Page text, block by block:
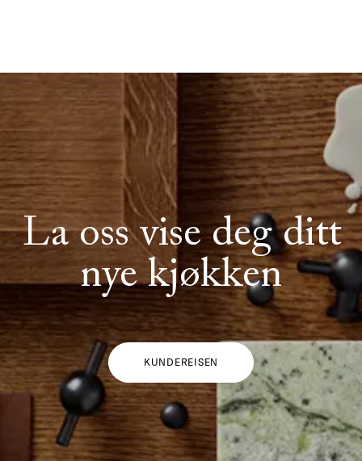
La oss vise deg ditt
nye kjøkken
KUNDEREISEN